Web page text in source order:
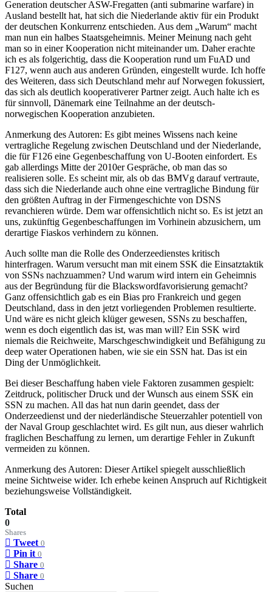
Generation deutscher ASW-Fregatten (anti submarine warfare) in
Ausland bestellt hat, hat sich die Niederlande aktiv für ein Produkt
der deutschen Konkurrenz entschieden. Aus dem „Warum“ macht
man nun ein halbes Staatsgeheimnis. Meiner Meinung nach geht
man so in einer Kooperation nicht miteinander um. Daher erachte
ich es als folgerichtig, dass die Kooperation rund um FuAD und
F127, wenn auch aus anderen Gründen, eingestellt wurde. Ich hoffe
des Weiteren, dass sich Deutschland mehr auf Norwegen fokussiert,
das sich als deutlich kooperativerer Partner zeigt. Auch halte ich es
für sinnvoll, Dänemark eine Teilnahme an der deutsch-
norwegischen Kooperation anzubieten.
Anmerkung des Autoren: Es gibt meines Wissens nach keine
vertragliche Regelung zwischen Deutschland und der Niederlande,
die für F126 eine Gegenbeschaffung von U-Booten einfordert. Es
gab allerdings Mitte der 2010er Gespräche, ob man das so
realisieren solle. Es scheint mir, als ob das BMVg darauf vertraute,
dass sich die Niederlande auch ohne eine vertragliche Bindung für
den größten Auftrag in der Firmengeschichte von DSNS
revanchieren würde. Dem war offensichtlich nicht so. Es ist jetzt an
uns, zukünftig Gegenbeschaffungen im Vorhinein abzusichern, um
derartige Fiaskos verhindern zu können.
Auch sollte man die Rolle des Onderzeedienstes kritisch
hinterfragen. Warum versucht man mit einem SSK die Einsatztaktik
von SSNs nachzuammen? Und warum wird intern ein Geheimnis
aus der Begründung für die Blackswordfavorisierung gemacht?
Ganz offensichtlich gab es ein Bias pro Frankreich und gegen
Deutschland, dass in den jetzt vorliegenden Problemen resultierte.
Und wäre es nicht gleich klüger gewesen, SSNs zu beschaffen,
wenn es doch eigentlich das ist, was man will? Ein SSK wird
niemals die Reichweite, Marschgeschwindigkeit und Befähigung zu
deep water Operationen haben, wie sie ein SSN hat. Das ist ein
Ding der Unmöglichkeit.
Bei dieser Beschaffung haben viele Faktoren zusammen gespielt:
Zeitdruck, politischer Druck und der Wunsch aus einem SSK ein
SSN zu machen. All das hat nun darin geendet, dass der
Onderzeedienst und der niederländische Steuerzahler potentiell von
der Naval Group geschlachtet wird. Es gilt nun, aus dieser wahrlich
fraglichen Beschaffung zu lernen, um derartige Fehler in Zukunft
vermeiden zu können.
Anmerkung des Autoren: Dieser Artikel spiegelt ausschließlich
meine Sichtweise wider. Ich erhebe keinen Anspruch auf Richtigkeit
beziehungsweise Vollständigkeit.
Total
0
Shares
Tweet 0
Pin it 0
Share 0
Share 0
Suchen